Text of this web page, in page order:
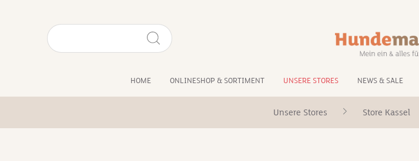
HOME ONLINESHOP & SORTIMENT UNSERE STORES NEWS & SALE
Unsere Stores Store Kassel